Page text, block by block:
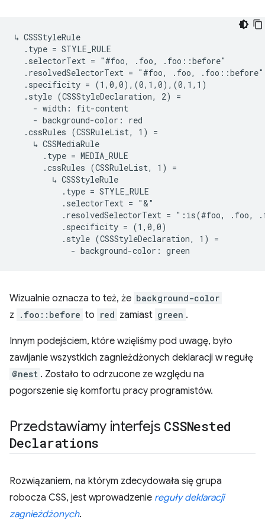
↳ CSSStyleRule
  .type = STYLE_RULE
  .selectorText = "#foo, .foo, .foo::before"
  .resolvedSelectorText = "#foo, .foo, .foo::before"
  .specificity = (1,0,0),(0,1,0),(0,1,1)
  .style (CSSStyleDeclaration, 2) =
    - width: fit-content
    - background-color: red
  .cssRules (CSSRuleList, 1) =
    ↳ CSSMediaRule
      .type = MEDIA_RULE
      .cssRules (CSSRuleList, 1) =
        ↳ CSSStyleRule
          .type = STYLE_RULE
          .selectorText = "&"
.resolvedSelectorText = ":is(#foo, .foo,
          .specificity = (1,0,0)
          .style (CSSStyleDeclaration, 1) =
Wizualnie oznacza to też, że background-color
z .foo::before to red zamiast green .
Innym podejściem, które wzięliśmy pod uwagę, było
zawijanie wszystkich zagnieżdżonych deklaracji w regułę
@nest . Zostało to odrzucone ze względu na
pogorszenie się komfortu pracy programistów.
Przedstawiamy interfejs CSSNested
Declarations
Rozwiązaniem, na którym zdecydowała się grupa
robocza CSS, jest wprowadzenie reguły deklaracji
zagnieżdżonych.